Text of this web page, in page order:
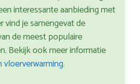
interessante aanbieding met
vind je samengevat de
de meest populaire
Bekijk ook meer informatie
vloerverwarming.